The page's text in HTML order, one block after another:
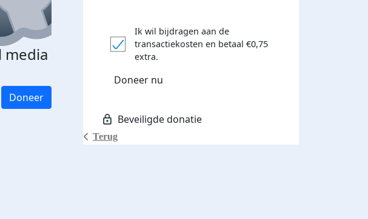
media Donateurs bedankt
Doneer
Terug
Ik wil bijdragen aan de
transactiekosten en betaal €0,75
extra.
Doneer nu